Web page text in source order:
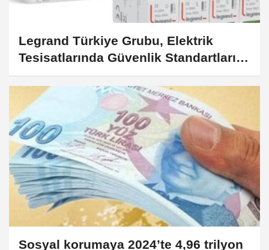
Legrand Türkiye Grubu, Elektrik
Tesisatlarında Güvenlik Standartlarını
Yükseltiyor
Sosyal korumaya 2024’te 4,96 trilyon